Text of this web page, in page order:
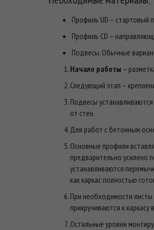
Профиль UD – стартовый
Профиль CD –
Подвесы. Обычные
Начало работы –
Следующий этап –
Подвесы
от стен.
Для работ с бетонным
Основные профили
предварительно усилено
устанавливаются
как каркас полностью
При необходимости листы
прикручиваются к
Остальные уровни